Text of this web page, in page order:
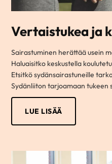
Vertaistukea ja
Sairastuminen herättää usein
Haluaisitko keskustella
Etsitkö sydänsairastuneille
Sydänliiton tarjoamaan tukeen
LUE LISÄÄ